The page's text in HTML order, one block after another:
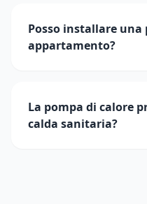
Posso installare
appartamento?
La pompa di calore
calda sanitaria?